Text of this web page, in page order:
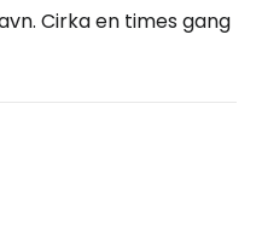
Cirka en times gang